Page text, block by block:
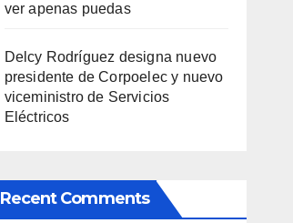
ver apenas puedas
Delcy Rodríguez designa nuevo
presidente de Corpoelec y nuevo
viceministro de Servicios
Eléctricos
Recent Comments